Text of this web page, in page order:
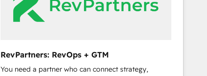
RevPartners: RevOps + GTM
You need a partner who can connect strategy,